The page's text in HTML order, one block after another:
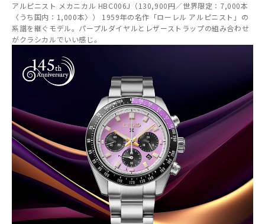
アルピニスト メカニカル HBC006J（130,900円／世界限定：7,000本
〈うち国内：1,000本〉） 1959年の名作「ローレル アルピニスト」の
系譜を継ぐモデル。パープルダイヤルとレザーストラップの組み合わせ
がクラシカルでいい感じ。